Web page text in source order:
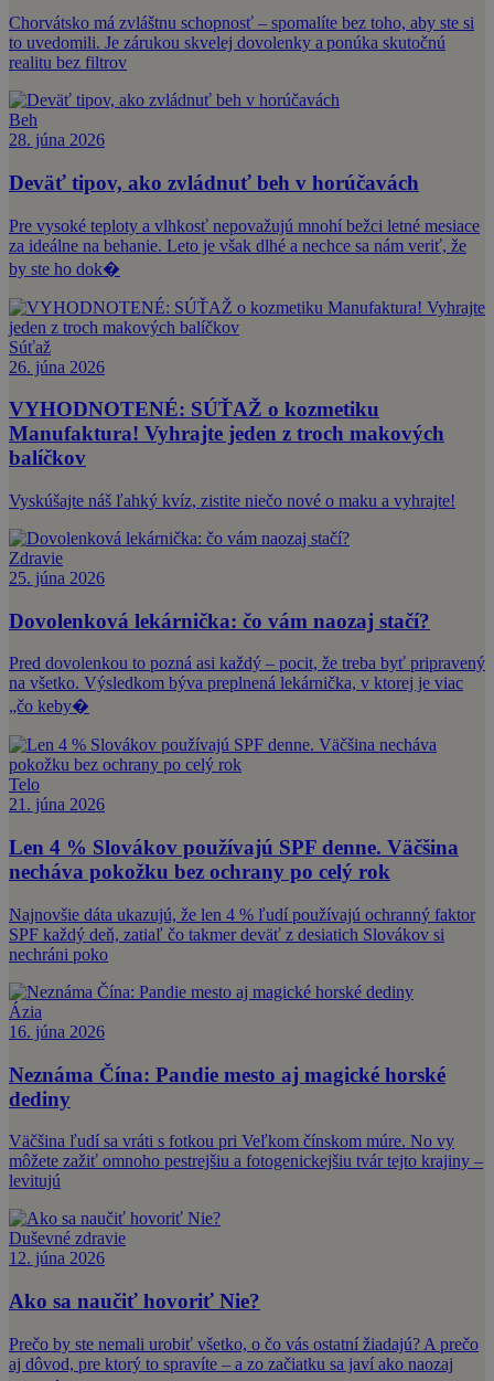
Chorvátsko má zvláštnu schopnosť – spomalíte bez toho, aby ste si
to uvedomili. Je zárukou skvelej dovolenky a ponúka skutočnú
realitu bez filtrov
Beh
28. júna 2026
Deväť tipov, ako zvládnuť beh v horúčavách
Pre vysoké teploty a vlhkosť nepovažujú mnohí bežci letné mesiace
za ideálne na behanie. Leto je však dlhé a nechce sa nám veriť, že
by ste ho dok�
Súťaž
26. júna 2026
VYHODNOTENÉ: SÚŤAŽ o kozmetiku
Manufaktura! Vyhrajte jeden z troch makových
balíčkov
Vyskúšajte náš ľahký kvíz, zistite niečo nové o maku a vyhrajte!
Zdravie
25. júna 2026
Dovolenková lekárnička: čo vám naozaj stačí?
Pred dovolenkou to pozná asi každý – pocit, že treba byť pripravený
na všetko. Výsledkom býva preplnená lekárnička, v ktorej je viac
„čo keby�
Telo
21. júna 2026
Len 4 % Slovákov používajú SPF denne. Väčšina
necháva pokožku bez ochrany po celý rok
Najnovšie dáta ukazujú, že len 4 % ľudí používajú ochranný faktor
SPF každý deň, zatiaľ čo takmer deväť z desiatich Slovákov si
nechráni poko
Ázia
16. júna 2026
Neznáma Čína: Pandie mesto aj magické horské
dediny
Väčšina ľudí sa vráti s fotkou pri Veľkom čínskom múre. No vy
môžete zažiť omnoho pestrejšiu a fotogenickejšiu tvár tejto krajiny –
levitujú
Duševné zdravie
12. júna 2026
Ako sa naučiť hovoriť Nie?
Prečo by ste nemali urobiť všetko, o čo vás ostatní žiadajú? A prečo
aj dôvod, pre ktorý to spravíte – a zo začiatku sa javí ako naozaj